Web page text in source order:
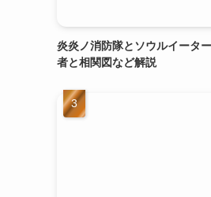
炎炎ノ消防隊とソウルイータ
者と相関図など解説